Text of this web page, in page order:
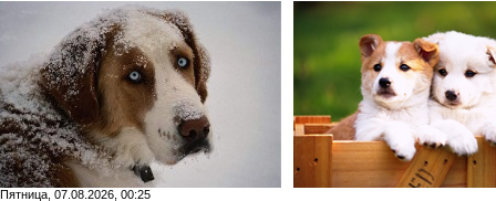
Пятница, 07.08.2026, 00:25